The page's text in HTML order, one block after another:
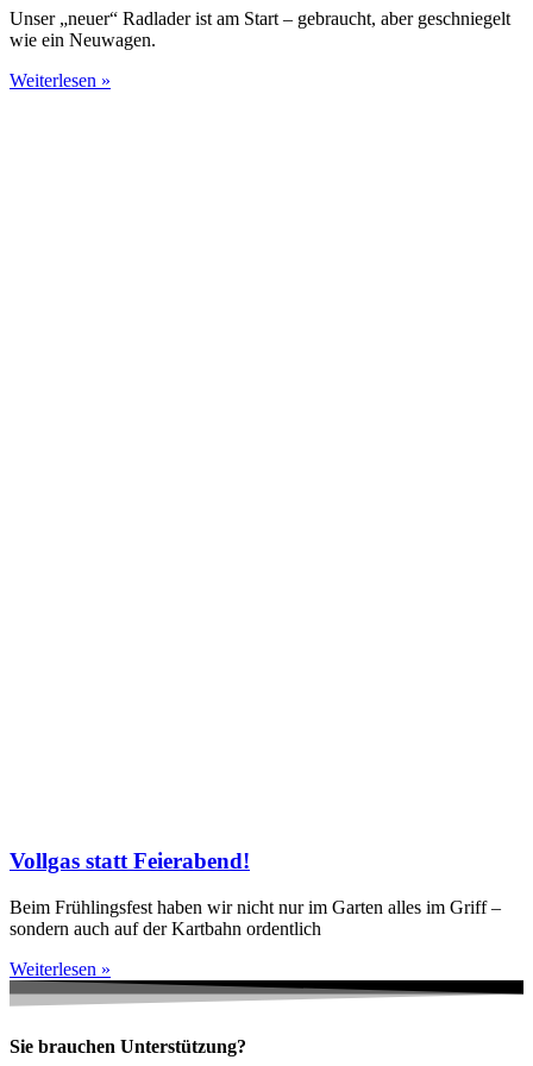
Unser „neuer“ Radlader ist am Start – gebraucht, aber geschniegelt
wie ein Neuwagen.
Weiterlesen »
Vollgas statt Feierabend!
Beim Frühlingsfest haben wir nicht nur im Garten alles im Griff –
sondern auch auf der Kartbahn ordentlich
Weiterlesen »
Sie brauchen Unterstützung?